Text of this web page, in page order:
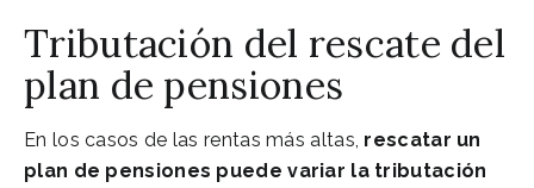
Tributación del rescate del
plan de pensiones
En los casos de las rentas más altas, rescatar un
plan de pensiones puede variar la tributación